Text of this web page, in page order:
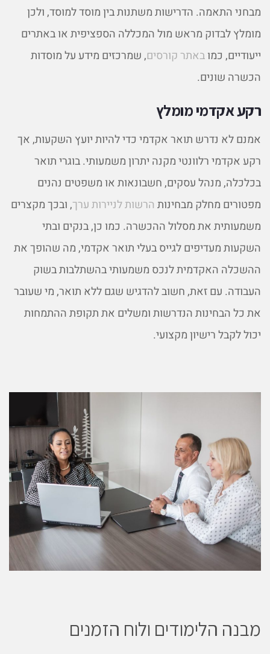
מבחני התאמה. הדרישות משתנות בין מוסד למוסד, ולכן
מומלץ לבדוק מראש מול המכללה הספציפית או באתרים
ייעודיים, כמובאתר קורסים, שמרכזים מידע על מוסדות
הכשרה שונים.
רקע אקדמי מומלץ
אמנם לא נדרש תואר אקדמי כדי להיות יועץ השקעות, אך
רקע אקדמי רלוונטי מקנה יתרון משמעותי. בוגרי תואר
בכלכלה, מנהל עסקים, חשבונאות או משפטים נהנים
מפטורים מחלק מבחינות הרשות לניירות ערך, ובכך מקצרים
משמעותית את מסלול ההכשרה. כמו כן, בנקים ובתי
השקעות מעדיפים לגייס בעלי תואר אקדמי, מה שהופך את
ההשכלה האקדמית לנכס משמעותי בהשתלבות בשוק
העבודה. עם זאת, חשוב להדגיש שגם ללא תואר, מי שעובר
את כל הבחינות הנדרשות ומשלים את תקופת ההתמחות
יכול לקבל רישיון מקצועי.
מבנה הלימודים ולוח הזמנים